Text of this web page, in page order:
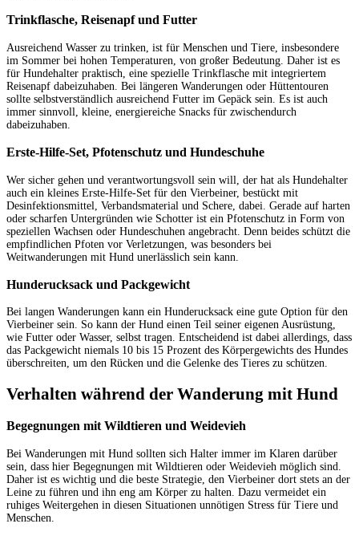
Trinkflasche, Reisenapf und Futter
Ausreichend Wasser zu trinken, ist für Menschen und Tiere, insbesondere
im Sommer bei hohen Temperaturen, von großer Bedeutung. Daher ist es
für Hundehalter praktisch, eine spezielle Trinkflasche mit integriertem
Reisenapf dabeizuhaben. Bei längeren Wanderungen oder Hüttentouren
sollte selbstverständlich ausreichend Futter im Gepäck sein. Es ist auch
immer sinnvoll, kleine, energiereiche Snacks für zwischendurch
dabeizuhaben.
Erste-Hilfe-Set, Pfotenschutz und Hundeschuhe
Wer sicher gehen und verantwortungsvoll sein will, der hat als Hundehalter
auch ein kleines Erste-Hilfe-Set für den Vierbeiner, bestückt mit
Desinfektionsmittel, Verbandsmaterial und Schere, dabei. Gerade auf harten
oder scharfen Untergründen wie Schotter ist ein Pfotenschutz in Form von
speziellen Wachsen oder Hundeschuhen angebracht. Denn beides schützt die
empfindlichen Pfoten vor Verletzungen, was besonders bei
Weitwanderungen mit Hund unerlässlich sein kann.
Hunderucksack und Packgewicht
Bei langen Wanderungen kann ein Hunderucksack eine gute Option für den
Vierbeiner sein. So kann der Hund einen Teil seiner eigenen Ausrüstung,
wie Futter oder Wasser, selbst tragen. Entscheidend ist dabei allerdings, dass
das Packgewicht niemals 10 bis 15 Prozent des Körpergewichts des Hundes
überschreiten, um den Rücken und die Gelenke des Tieres zu schützen.
Verhalten während der Wanderung mit Hund
Begegnungen mit Wildtieren und Weidevieh
Bei Wanderungen mit Hund sollten sich Halter immer im Klaren darüber
sein, dass hier Begegnungen mit Wildtieren oder Weidevieh möglich sind.
Daher ist es wichtig und die beste Strategie, den Vierbeiner dort stets an der
Leine zu führen und ihn eng am Körper zu halten. Dazu vermeidet ein
ruhiges Weitergehen in diesen Situationen unnötigen Stress für Tiere und
Menschen.